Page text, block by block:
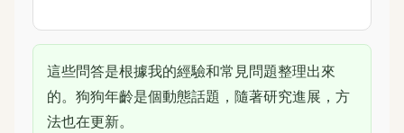
這些問答是根據我的經驗和常見問題整理出來
的。狗狗年齡是個動態話題，隨著研究進展，方
法也在更新。